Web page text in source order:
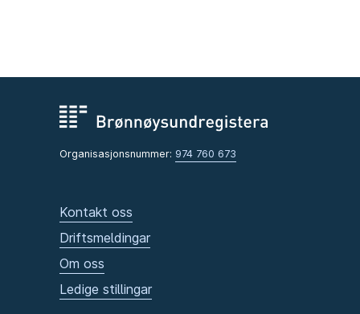
Organisasjonsnummer: 974 760 673
Kontakt oss
Driftsmeldingar
Om oss
Ledige stillingar